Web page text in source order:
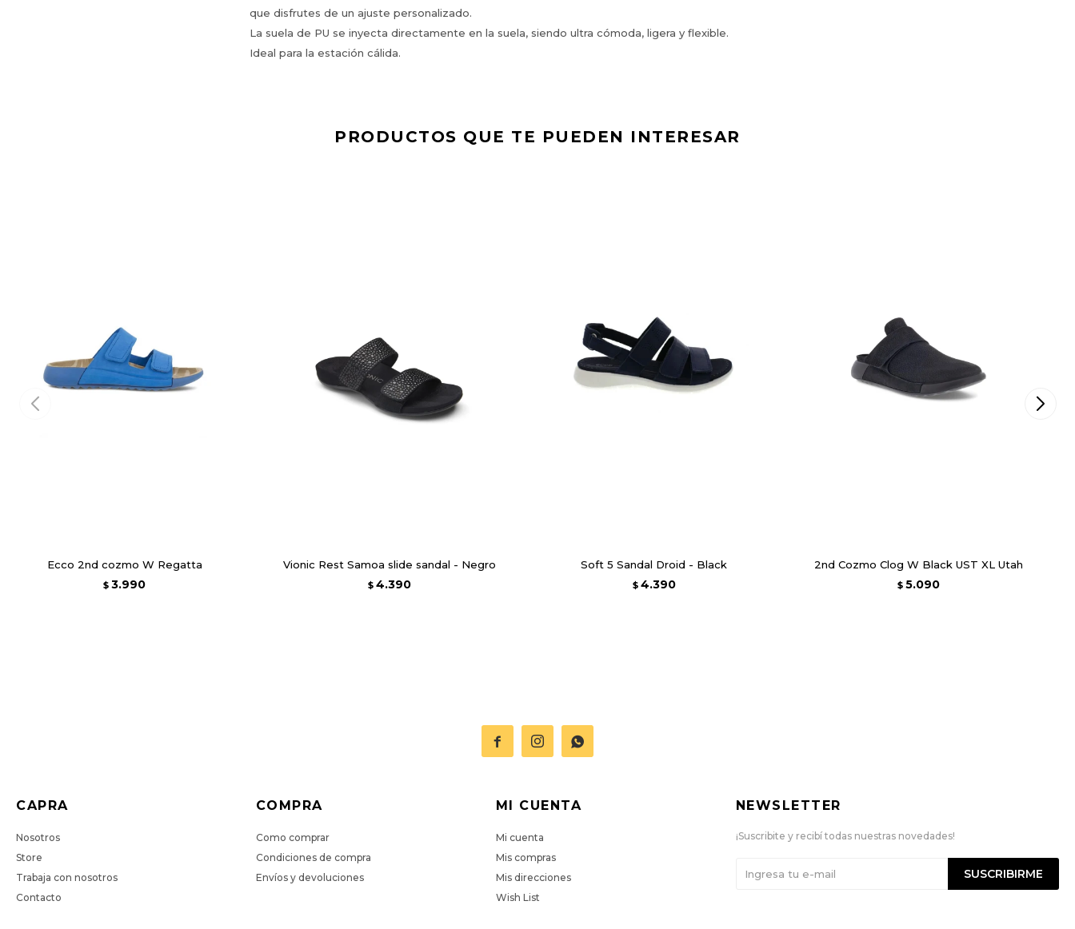
que disfrutes de un ajuste personalizado.
La suela de PU se inyecta directamente en la suela, siendo ultra cómoda, ligera y flexible.
Ideal para la estación cálida.
PRODUCTOS QUE TE PUEDEN INTERESAR
Ecco 2nd cozmo W Regatta
$ 3.990
Vionic Rest Samoa slide sandal - Negro
$ 4.390
Soft 5 Sandal Droid - Black
$ 4.390
2nd Cozmo Clog W Black UST XL Utah
$ 5.090
  
CAPRA
Nosotros
Store
Trabaja con nosotros
Contacto
COMPRA
Como comprar
Condiciones de compra
Envíos y devoluciones
MI CUENTA
Mi cuenta
Mis compras
Mis direcciones
Wish List
NEWSLETTER
¡Suscribite y recibí todas nuestras novedades!
SUSCRIBIRME